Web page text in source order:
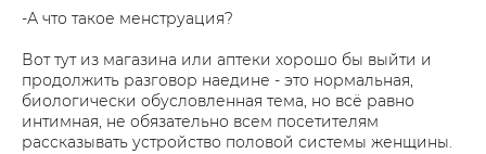
-А что такое менструация?
Вот тут из магазина или аптеки хорошо бы выйти и
продолжить разговор наедине - это нормальная,
биологически обусловленная тема, но всё равно
интимная, не обязательно всем посетителям
рассказывать устройство половой системы женщины.